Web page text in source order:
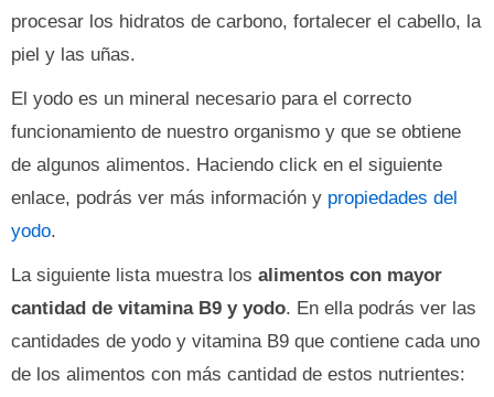
procesar los hidratos de carbono, fortalecer el cabello, la
piel y las uñas.
El yodo es un mineral necesario para el correcto
funcionamiento de nuestro organismo y que se obtiene
de algunos alimentos. Haciendo click en el siguiente
enlace, podrás ver más información y propiedades del
yodo.
La siguiente lista muestra los alimentos con mayor
cantidad de vitamina B9 y yodo. En ella podrás ver las
cantidades de yodo y vitamina B9 que contiene cada uno
de los alimentos con más cantidad de estos nutrientes: